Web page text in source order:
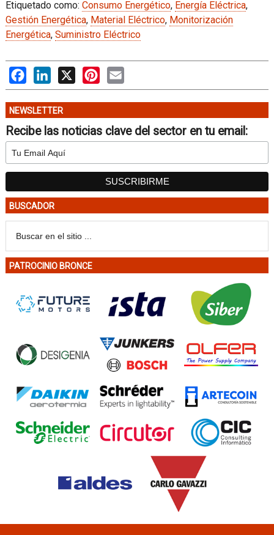
Etiquetado como: Consumo Energético, Energía Eléctrica,
Gestión Energética, Material Eléctrico, Monitorización
Energética, Suministro Eléctrico
FacebookLinkedIn
X PinterestEmail
NEWSLETTER
Recibe las noticias clave del sector en tu email:
BUSCADOR
PATROCINIO BRONCE